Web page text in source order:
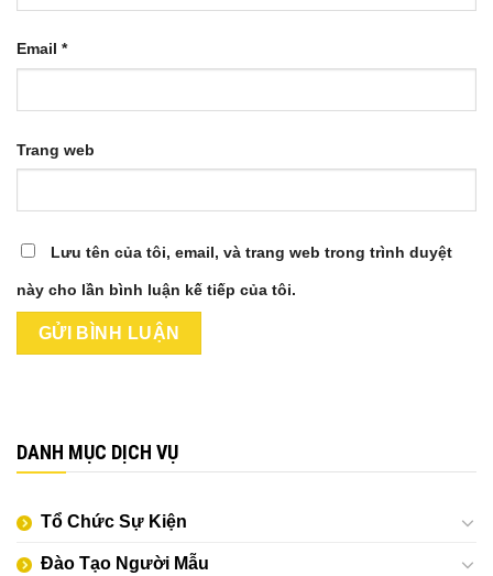
Email *
Trang web
Lưu tên của tôi, email, và trang web trong trình duyệt
này cho lần bình luận kế tiếp của tôi.
DANH MỤC DỊCH VỤ
Tổ Chức Sự Kiện
Đào Tạo Người Mẫu